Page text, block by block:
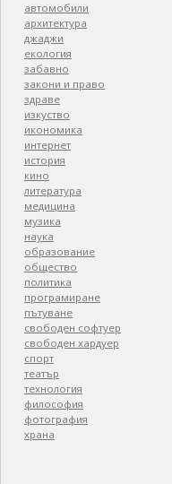
автомобили
архитектура
джаджи
екология
забавно
закони и право
здраве
изкуство
икономика
интернет
история
кино
литература
медицина
музика
наука
образование
общество
политика
програмиране
пътуване
свободен софтуер
свободен хардуер
спорт
театър
технология
философия
фотография
храна